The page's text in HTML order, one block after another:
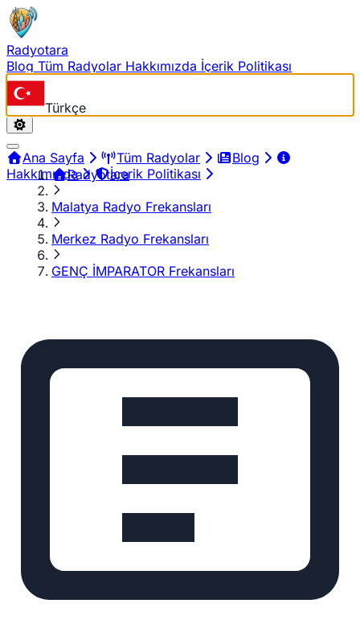
Radyotara
Blog Tüm Radyolar Hakkımızda İçerik Politikası
Türkçe
Ana Sayfa Tüm Radyolar
Blog
Hakkımızda
İçerik Politikası
Radyotara
Malatya Radyo Frekansları
Merkez Radyo Frekansları
GENÇ İMPARATOR Frekansları